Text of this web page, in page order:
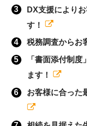
DX支援により
す！
税務調査からお
「書面添付制
ます！
お客様に合った